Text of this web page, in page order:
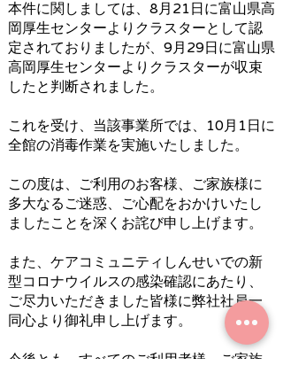
本件に関しましては、8月21日に富山県高
岡厚生センターよりクラスターとして認
定されておりましたが、9月29日に富山県
高岡厚生センターよりクラスターが収束
したと判断されました。
これを受け、当該事業所では、10月1日に
全館の消毒作業を実施いたしました。
この度は、ご利用のお客様、ご家族様に
多大なるご迷惑、ご心配をおかけいたし
ましたことを深くお詫び申し上げます。
また、ケアコミュニティしんせいでの新
型コロナウイルスの感染確認にあたり、
ご尽力いただきました皆様に弊社社員一
同心より御礼申し上げます。
今後とも、すべてのご利用者様、ご家族